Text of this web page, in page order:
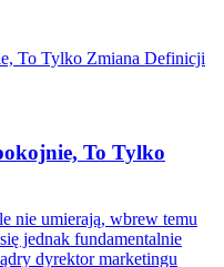
To Tylko
nie umierają, wbrew temu
jednak fundamentalnie
dyrektor marketingu